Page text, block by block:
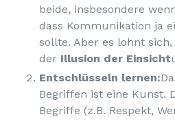
beide, insbesondere
dass Kommunikation ja
sollte. Aber es lohnt
der Illusion der Einsicht
Entschlüsseln lernen:
Begriffen ist eine Kunst.
Begriffe (z.B. Respekt,